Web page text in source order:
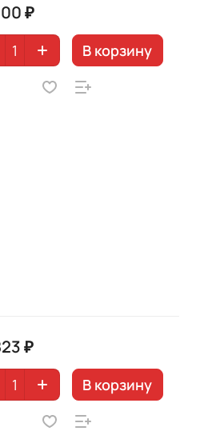
₽
В корзину
₽
В корзину